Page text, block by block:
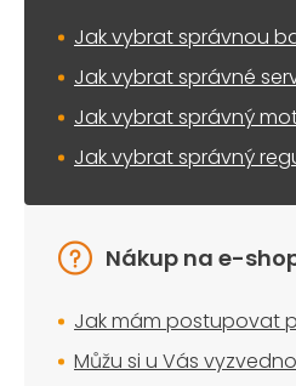
Jak vybrat správnou
Jak vybrat správné
Jak vybrat správný
Jak vybrat správný
Nákup na e-
Jak mám postupovat
Můžu si u Vás